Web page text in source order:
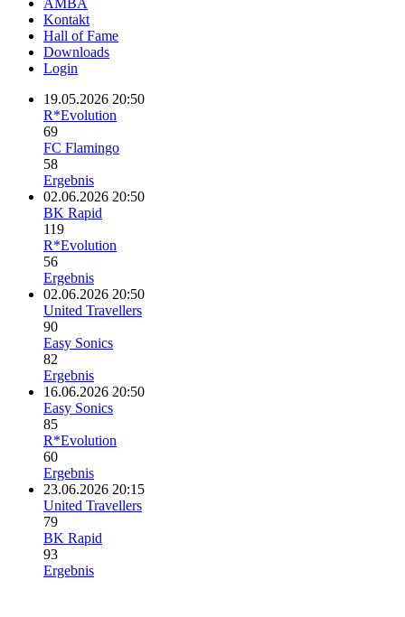
AMBA
Kontakt
Hall of Fame
Downloads
Login
19.05.2026 20:50
R*Evolution
69
FC Flamingo
58
Ergebnis
02.06.2026 20:50
BK Rapid
119
R*Evolution
56
Ergebnis
02.06.2026 20:50
United Travellers
90
Easy Sonics
82
Ergebnis
16.06.2026 20:50
Easy Sonics
85
R*Evolution
60
Ergebnis
23.06.2026 20:15
United Travellers
79
BK Rapid
93
Ergebnis